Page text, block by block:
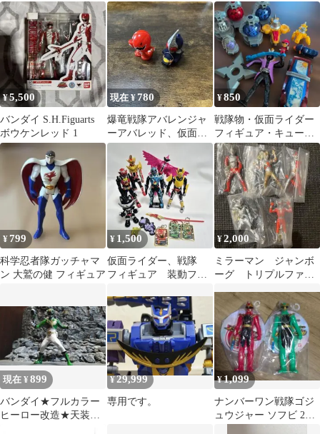
ホルダー
物
戦隊 ゴジュウジャー
¥5,500
バンダイ S.H.Figuarts
ボウケンレッド 1
現在 ¥780
爆竜戦隊アバレンジャ
ーアバレッド、仮面ラ
イダーブレイド 指人形
2体セット
¥850
戦隊物・仮面ライダー
フィギュア・キュータ
マ ・変身アイテムまと
め売り
¥ 799
科学忍者隊ガッチャマ
ン 大鷲の健 フィギュア
¥ 1,500
仮面ライダー、戦隊
フィギュア 装動フィ
アなどいろいろ
¥2,000
ミラーマン ジャンボ
ーグ トリプルファイ
ン フィギュア
現在 ¥899
バンダイ★フルカラー
ヒーロー改造★天装戦
¥29,999
専用です。
¥1,099
ナンバーワン戦隊ゴジ
ュウジャー ソフビ 2種